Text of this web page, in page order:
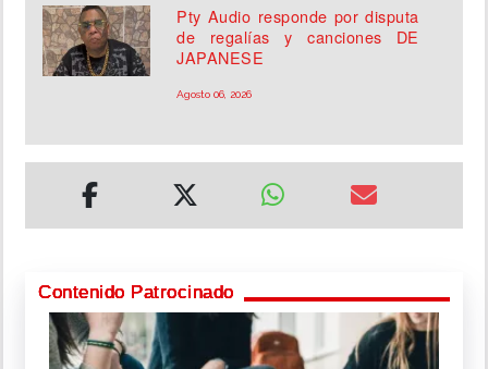
Pty Audio responde por disputa
de regalías y canciones DE
JAPANESE
Agosto 06, 2026
Contenido Patrocinado